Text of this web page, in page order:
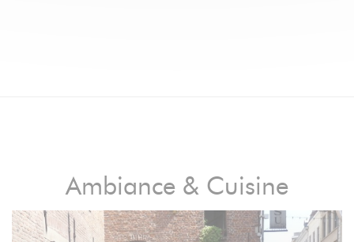
Ambiance & Cuisine